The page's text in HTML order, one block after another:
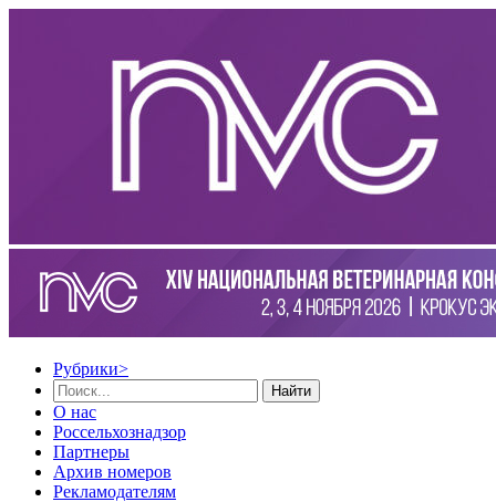
Рубрики>
Найти
О нас
Россельхознадзор
Партнеры
Архив номеров
Рекламодателям